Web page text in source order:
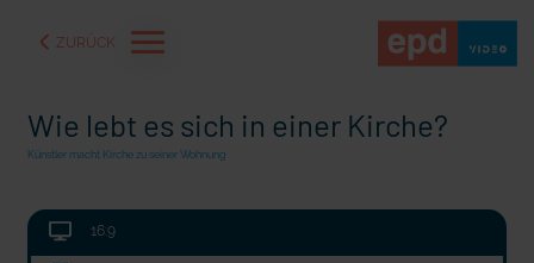
ZURÜCK
Wie lebt es sich in einer Kirche?
Künstler macht Kirche zu seiner Wohnung
16:9